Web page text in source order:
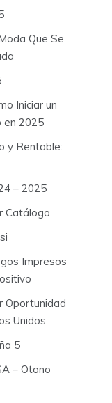
Que Se
Iniciar un
en 2025
y Rentable:
– 2025
Catálogo
Impresos
Oportunidad
Unidos
5
– Otono